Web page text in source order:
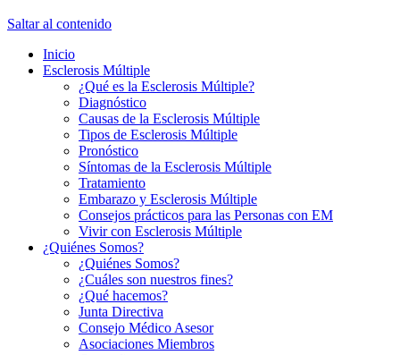
Saltar al contenido
Inicio
Esclerosis Múltiple
¿Qué es la Esclerosis Múltiple?
Diagnóstico
Causas de la Esclerosis Múltiple
Tipos de Esclerosis Múltiple
Pronóstico
Síntomas de la Esclerosis Múltiple
Tratamiento
Embarazo y Esclerosis Múltiple
Consejos prácticos para las Personas con EM
Vivir con Esclerosis Múltiple
¿Quiénes Somos?
¿Quiénes Somos?
¿Cuáles son nuestros fines?
¿Qué hacemos?
Junta Directiva
Consejo Médico Asesor
Asociaciones Miembros